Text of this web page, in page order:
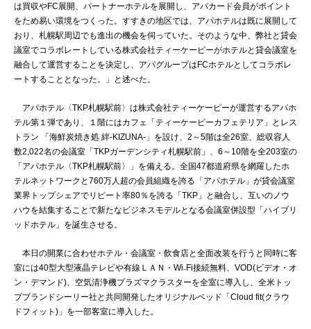
は買収やFC展開、パートナーホテルを展開し、アパカード会員がポイント
をため易い環境をつくった。すすきの地区では、アパホテルは既に展開して
おり、札幌駅周辺でも進出の機会を伺っていた。そのような中、弊社と貸会
議室でコラボレートしている株式会社ティーケーピーがホテルと貸会議室を
融合して運営することを決定し、アパグループはFCホテルとしてコラボレ
ートすることとなった。」と述べた。
アパホテル〈TKP札幌駅前〉は株式会社ティーケーピーが運営するアパホ
テル第１弾であり、１階にはカフェ「ティーケーピーカフェテリア」とレス
トラン 「海鮮炭焼き処 絆-KIZUNA-」を設け、2～5階は全26室、総収容人
数2,022名の会議室「TKPガーデンシティ札幌駅前」、6～10階を全203室の
「アパホテル〈TKP札幌駅前〉」を備える。全国47都道府県を網羅したホ
テルネットワークと760万人超の会員組織を誇る「アパホテル」が貸会議室
業界トップシェアでリピート率80％を誇る「TKP」と融合し、互いのノウ
ハウを結集することで新たなビジネスモデルとなる会議室併設型「ハイブリ
ッドホテル」を誕生させる。
本日の開業に合わせホテル・会議室・飲食店と全面改装を行うと同時に客
室には40型大型液晶テレビや有線ＬＡＮ・Wi₋Fi接続無料、VOD(ビデオ・オ
ン・デマンド)、空気清浄機プラズマクラスターを全室に導入し、全米トッ
プブランドシーリー社と共同開発したオリジナルベッド「Cloud fit(クラウ
ドフィット)」を一部客室に導入した。